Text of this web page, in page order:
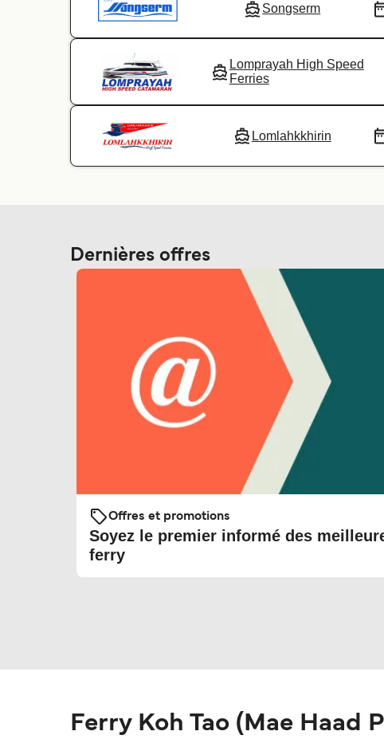
Songserm
Lomprayah High Speed
Ferries
Lomlahkkhirin
Dernières offres
Offres et promotions
Soyez le premier informé des
ferry
Ferry Koh Tao (Mae Haad